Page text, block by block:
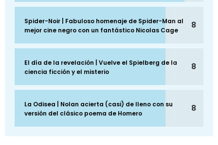
Spider-Noir | Fabuloso homenaje de Spider-Man al
mejor cine negro con un fantástico Nicolas Cage
8
El día de la revelación | Vuelve el Spielberg de la
ciencia ficción y el misterio
8
La Odisea | Nolan acierta (casi) de lleno con su
versión del clásico poema de Homero
8